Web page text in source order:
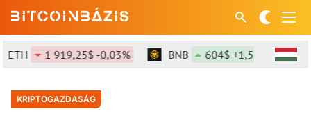
1 919,25$ -0,03% BNB 604$ +1,55%
KRIPTOGAZDASÁG